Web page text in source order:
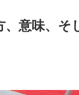
、意味、そ